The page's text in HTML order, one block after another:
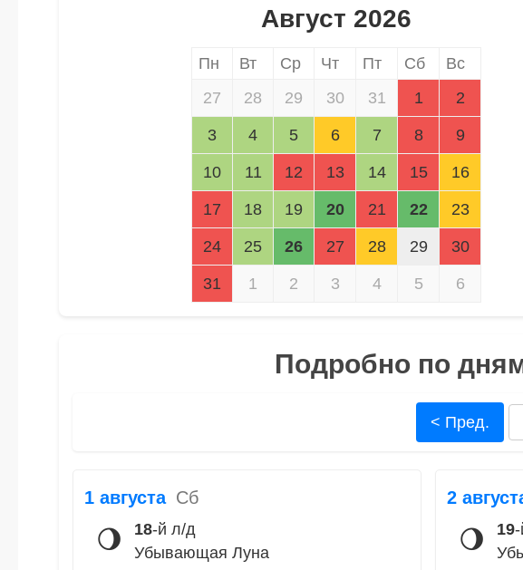
Август 2026
Пн Вт Ср Чт Пт Сб
Вс
27
28 29 30 31 1 2
3 4 5 6 7 8 9
10 11 12 13 14 15 16
17 18 19 20 21 22 23
24 25 26 27 28 29 30
31 1 2 3 4 5 6
Подробно по
< Пред.
1 августа Сб
🌖 18-й л/д
Убывающая Луна
2
🌖 19